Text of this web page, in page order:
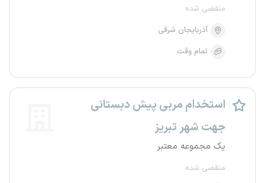
منقضی شده
آذربایجان شرقی
تمام وقت
استخدام مربی پیش دبستانی
جهت شهر تبریز
یک مجموعه معتبر
منقضی شده